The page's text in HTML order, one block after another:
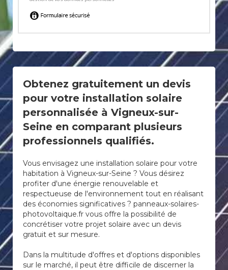
Obtenez gratuitement un devis
pour votre installation solaire
personnalisée à Vigneux-sur-
Seine en comparant plusieurs
professionnels qualifiés.
Vous envisagez une installation solaire pour votre
habitation à Vigneux-sur-Seine ? Vous désirez
profiter d'une énergie renouvelable et
respectueuse de l'environnement tout en réalisant
des économies significatives ? panneaux-solaires-
photovoltaique.fr vous offre la possibilité de
concrétiser votre projet solaire avec un devis
gratuit et sur mesure.
Dans la multitude d'offres et d'options disponibles
sur le marché, il peut être difficile de discerner la